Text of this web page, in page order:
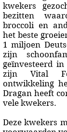
kwekers
bezitten
broccoli en
het beste
1 miljoen
zijn
geïnvesteerd
zijn Vital
ontwikkeling
Dragan heeft
vele kwekers.
Deze kwekers